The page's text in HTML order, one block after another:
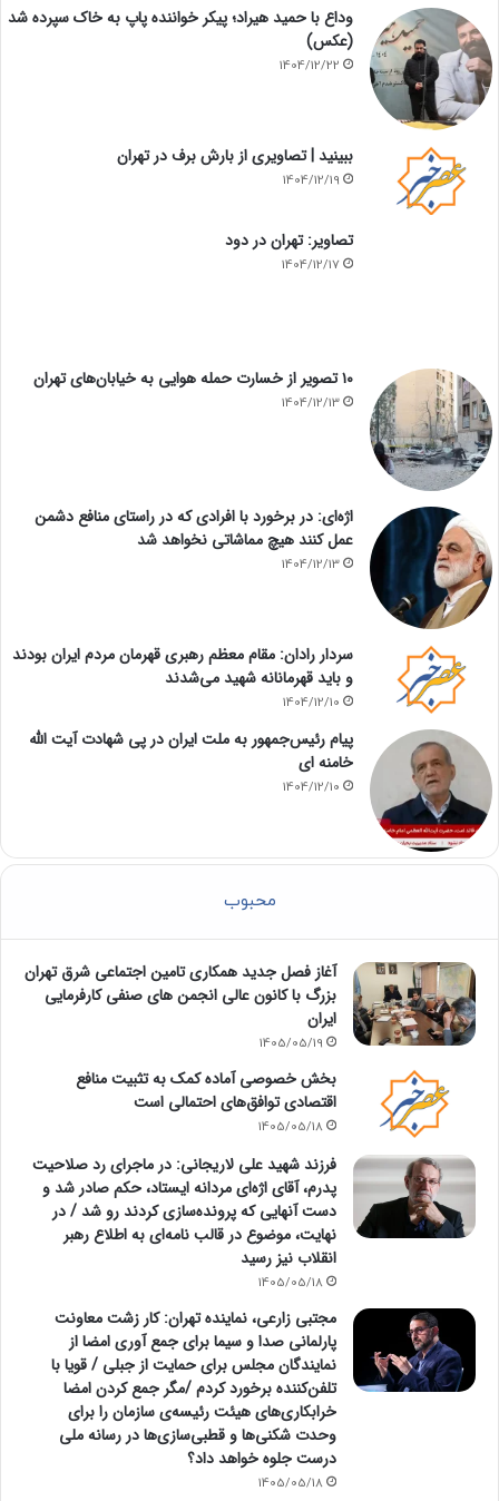
وداع با حمید هیراد؛ پیکر خواننده پاپ به خاک سپرده شد
(عکس)
1404/12/22
ببینید | تصاویری از بارش برف در تهران
1404/12/19
تصاویر: تهران در دود
1404/12/17
۱۰ تصویر از خسارت حمله هوایی به خیابان‌های تهران
1404/12/13
اژه‌ای: در برخورد با افرادی که در راستای منافع دشمن
عمل کنند هیچ مماشاتی نخواهد شد
1404/12/13
سردار رادان: مقام معظم رهبری قهرمان مردم ایران بودند
و باید قهرمانانه شهید می‌شدند
1404/12/10
پیام رئیس‌جمهور به ملت ایران در پی شهادت آیت الله
خامنه ای
1404/12/10
محبوب
آغاز فصل جدید همکاری تامین اجتماعی شرق تهران
بزرگ با کانون عالی انجمن های صنفی کارفرمایی
ایران
1405/05/19
بخش خصوصی آماده کمک به تثبیت منافع
اقتصادی توافق‌های احتمالی است
1405/05/18
فرزند شهید علی لاریجانی: در ماجرای رد صلاحیت
پدرم، آقای اژه‌ای مردانه ایستاد، حکم صادر شد و
دست آنهایی که پرونده‌سازی کردند رو شد / در
نهایت، موضوع در قالب نامه‌ای به اطلاع رهبر
انقلاب نیز رسید
1405/05/18
مجتبی زارعی، نماینده تهران: کار زشت معاونت
پارلمانی صدا و سیما برای جمع آوری امضا از
نمایندگان مجلس برای حمایت از جبلی / قویا با
تلفن‌کننده برخورد کردم /مگر جمع کردن امضا
خرابکاری‌های هیئت رئیسه‌ی سازمان را برای
وحدت شکنی‌ها و قطبی‌سازی‌ها در رسانه ملی
درست جلوه خواهد داد؟
1405/05/18